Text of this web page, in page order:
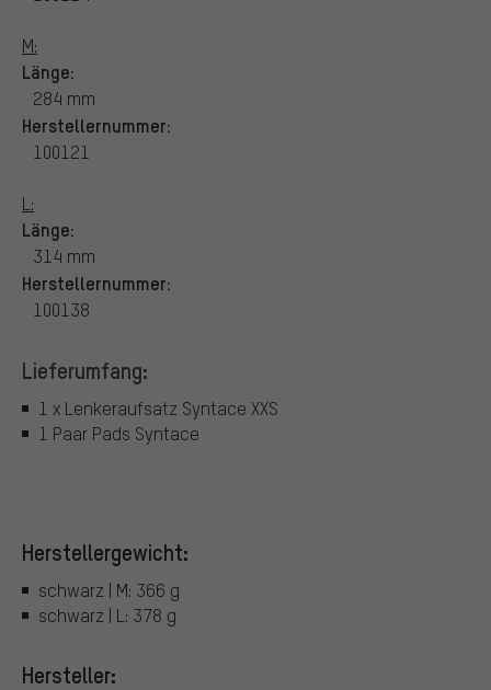
M:
Länge:
284 mm
Herstellernummer:
100121
L:
Länge:
314 mm
Herstellernummer:
100138
Lieferumfang:
1 x Lenkeraufsatz Syntace XXS
1 Paar Pads Syntace
Herstellergewicht:
schwarz | M: 366 g
schwarz | L: 378 g
Hersteller: